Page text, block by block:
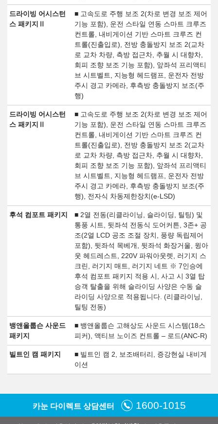
드라이빙 어시스턴
스 패키지Ⅱ
■ 고속도로 주행 보조 2(차로 변경 보조 제어
기능 포함), 운전 스타일 연동 스마트 크루즈
컨트롤, 내비게이션 기반 스마트 크루즈 컨
트롤(진출입로), 전방 충돌방지 보조 2(교차
로 교차 차량, 측방 접근차, 추월 시 대향차,
회피 조향 보조 기능 포함), 앞좌석 프리액티
브 시트벨트, 지능형 헤드램프, 운전자 전방
주시 경고 카메라, 후측방 충돌방지 보조(주
행)
드라이빙 어시스턴
스 패키지Ⅱ
■ 고속도로 주행 보조 2(차로 변경 보조 제어
기능 포함), 운전 스타일 연동 스마트 크루즈
컨트롤, 내비게이션 기반 스마트 크루즈 컨
트롤(진출입로), 전방 충돌방지 보조 2(교차
로 교차 차량, 측방 접근차, 추월 시 대향차,
회피 조향 보조 기능 포함), 앞좌석 프리액티
브 시트벨트, 지능형 헤드램프, 운전자 전방
주시 경고 카메라, 후측방 충돌방지 보조(주
행), 전자식 차동제한장치(e-LSD)
후석 컴포트 패키지
■ 2열 전동(리클라이닝, 슬라이딩, 틸팅) 및
통풍 시트, 뒷좌석 전동식 도어커튼, 3존+ 공
조(2열 LCD 공조 조절 장치, 풍량 독립제어
포함), 뒷좌석 목베개, 뒷좌석 화장거울, 윙아
웃 헤드레스트, 220V 파워아웃렛, 러기지 스
크린, 러기지 매트, 러기지 네트 ※ 7인승에
후석 컴포트 패키지 적용 시, 사고 시 3열 탑
승객 탈출을 위해 슬라이딩 사양은 수동 슬
라이딩 사양으로 적용됩니다. (리클라이닝,
틸팅 전동)
뱅앤올룹슨 사운드
패키지
■ 뱅앤올룹슨 고해상도 사운드 시스템(18스
피커), 액티브 노이즈 컨트롤 – 로드(ANC-R)
빌트인 캠 패키지
■ 빌트인 캠 2, 보조배터리, 증강현실 내비게
이션
카눈 다이렉트 상담센터 1600-1015